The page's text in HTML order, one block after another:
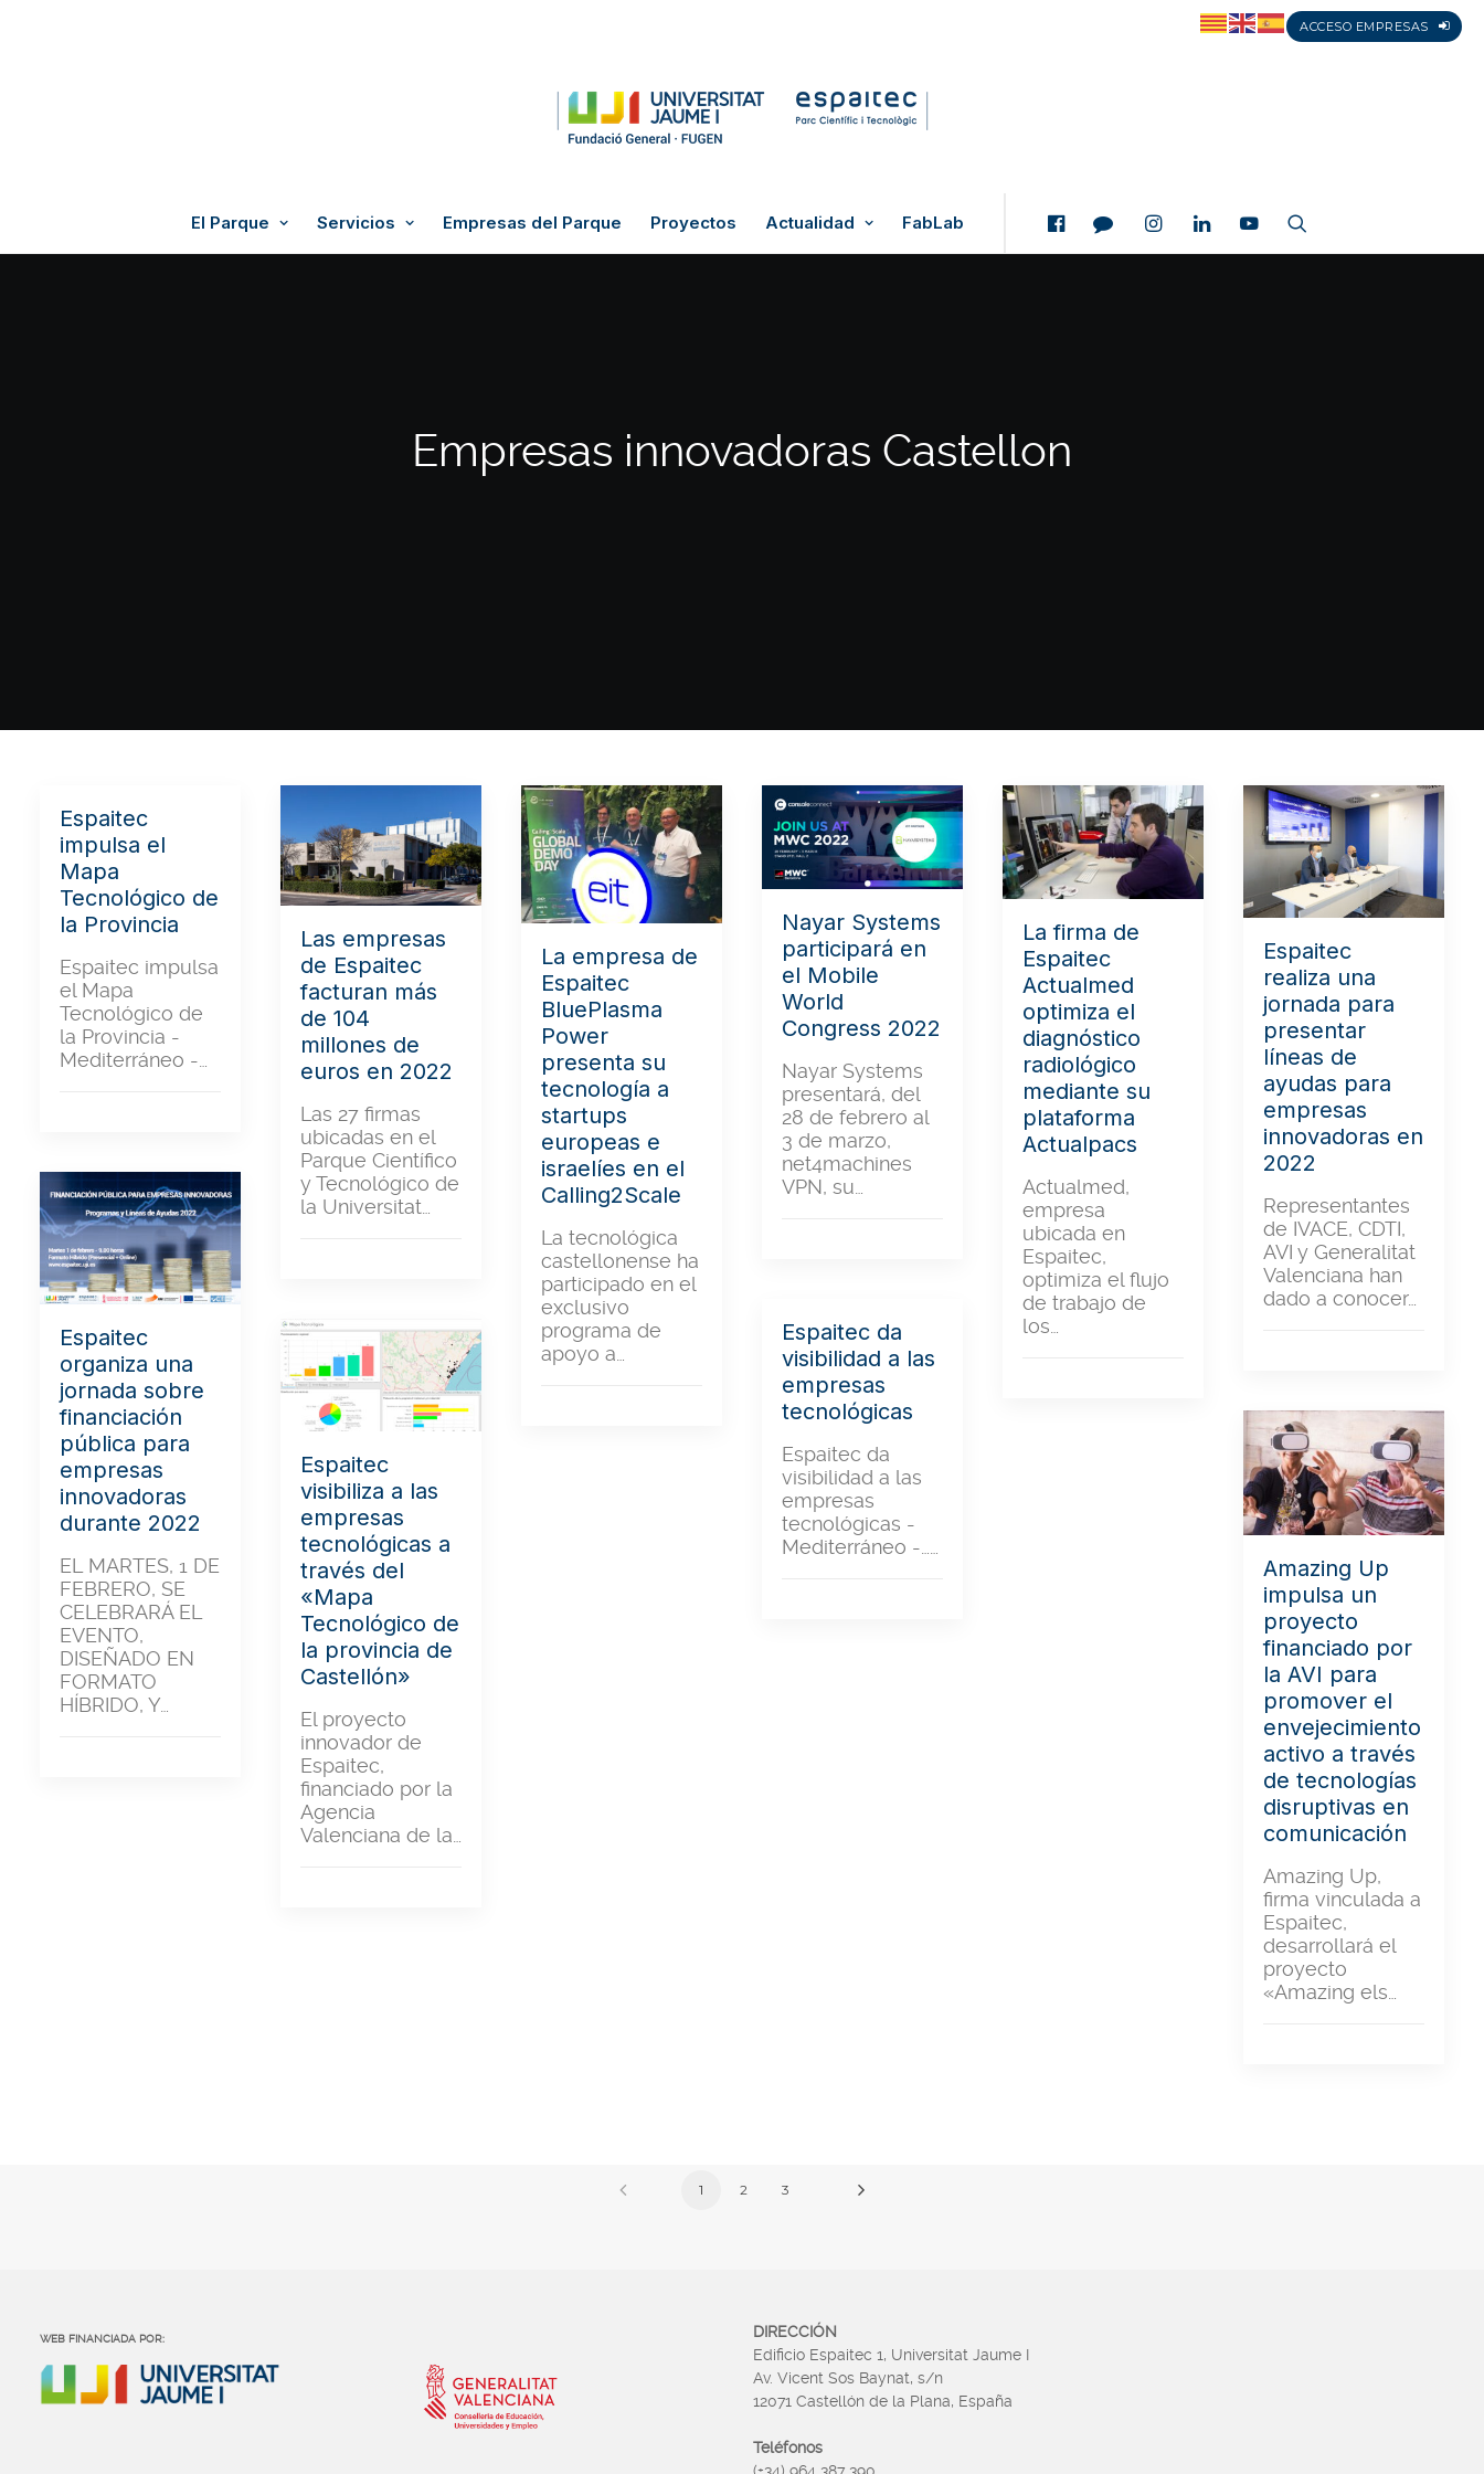
ACCESO EMPRESAS
El Parque Servicios Empresas del Parque Proyectos Actualidad FabLab
Empresas innovadoras Castellon
Espaitec
impulsa el
Mapa
Tecnológico de
la Provincia
Espaitec impulsa
el Mapa
Tecnológico de
la Provincia -
Mediterráneo -…
Las empresas
de Espaitec
facturan más
de 104
millones de
euros en 2022
Las 27 firmas
ubicadas en el
Parque Científico
y Tecnológico de
la Universitat…
La empresa de
Espaitec
BluePlasma
Power
presenta su
tecnología a
startups
europeas e
israelíes en el
Calling2Scale
La tecnológica
castellonense ha
participado en el
exclusivo
programa de
apoyo a…
Nayar Systems
participará en
el Mobile
World
Congress 2022
Nayar Systems
presentará, del
28 de febrero al
3 de marzo,
net4machines
VPN, su…
La firma de
Espaitec
Actualmed
optimiza el
diagnóstico
radiológico
mediante su
plataforma
Actualpacs
Actualmed,
empresa
ubicada en
Espaitec,
optimiza el flujo
de trabajo de
los…
Espaitec
realiza una
jornada para
presentar
líneas de
ayudas para
empresas
innovadoras en
2022
Representantes
de IVACE, CDTI,
AVI y Generalitat
Valenciana han
dado a conocer…
Espaitec
organiza una
jornada sobre
financiación
pública para
empresas
innovadoras
durante 2022
EL MARTES, 1 DE
FEBRERO, SE
CELEBRARÁ EL
EVENTO,
DISEÑADO EN
FORMATO
HÍBRIDO, Y…
Espaitec da
visibilidad a las
empresas
tecnológicas
Espaitec da
visibilidad a las
empresas
tecnológicas -
Mediterráneo -……
Espaitec
visibiliza a las
empresas
tecnológicas a
través del
«Mapa
Tecnológico de
la provincia de
Castellón»
El proyecto
innovador de
Espaitec,
financiado por la
Agencia
Valenciana de la…
Amazing Up
impulsa un
proyecto
financiado por
la AVI para
promover el
envejecimiento
activo a través
de tecnologías
disruptivas en
comunicación
Amazing Up,
firma vinculada a
Espaitec,
desarrollará el
proyecto
«Amazing els…
1 2 3
WEB FINANCIADA POR:
DIRECCIÓN
Edificio Espaitec 1, Universitat Jaume I
Av. Vicent Sos Baynat, s/n
12071 Castellón de la Plana, España
Teléfonos